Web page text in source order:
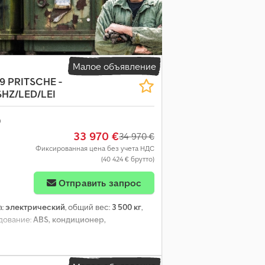
Малое объявление
PRITSCHE -
LED/LEI
33 970 €34 970 €
Фиксированная цена без учета НДС
(40 424 € брутто)
Отправить запрос
электрический, общий вес: 3 500 кг,
ABS, кондиционер,